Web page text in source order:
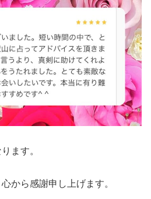
ます。
から感謝申し上げます。